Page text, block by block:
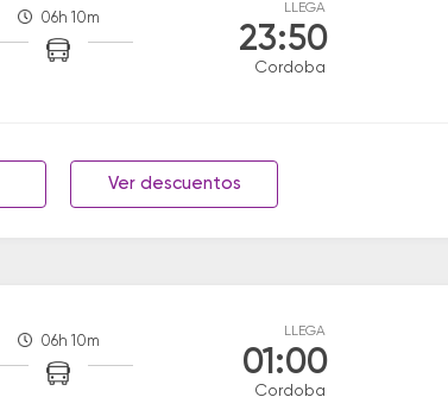
06h 10m
LLEGA
23:50
Cordoba
Ver descuentos
06h 10m
LLEGA
01:00
Cordoba